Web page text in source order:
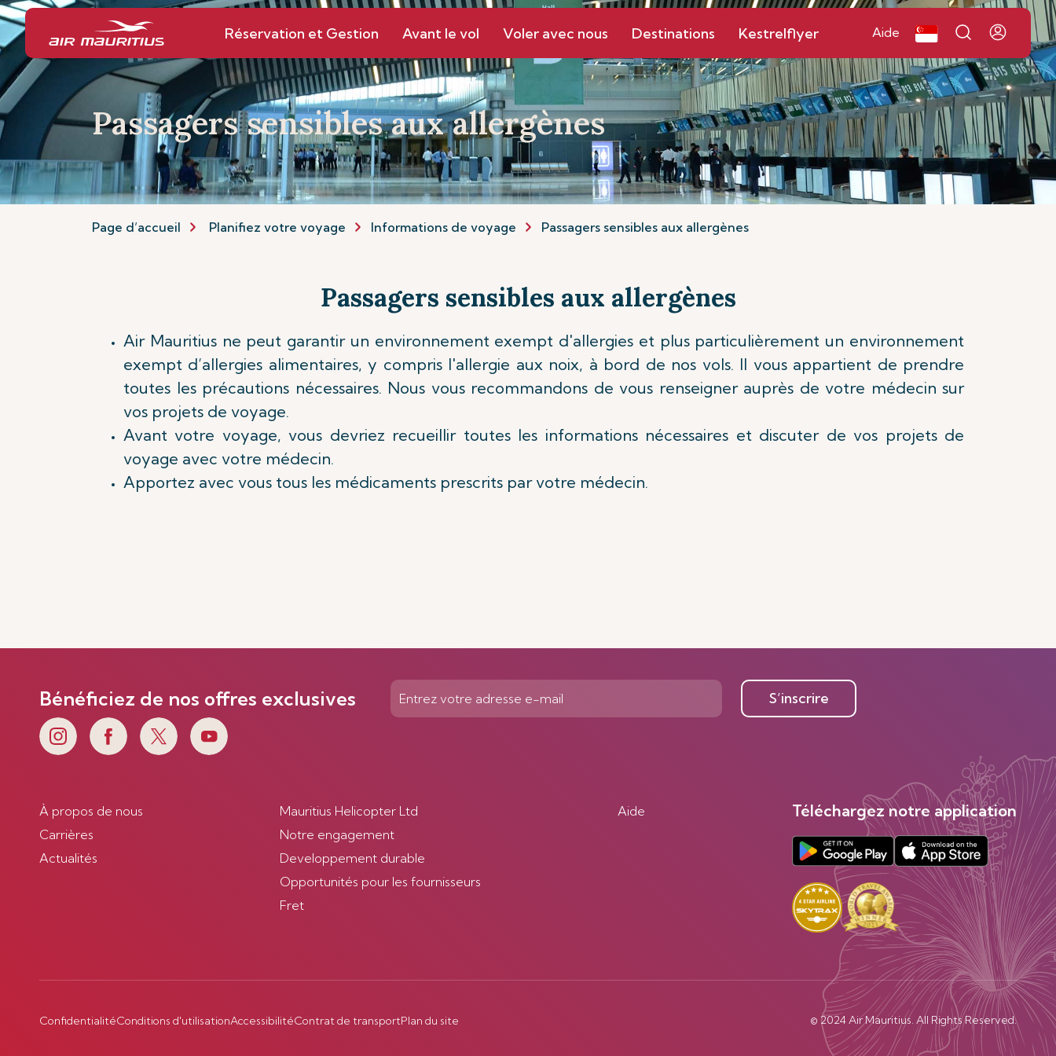
Réservation et Gestion Avant le vol Voler avec nous Destinations Kestrelflyer Aide
Passagers sensibles aux allergènes
Page d’accueil Planifiez votre voyage Informations de voyage Passagers sensibles aux allergènes
Passagers sensibles aux allergènes
Air Mauritius ne peut garantir un environnement exempt d'allergies et plus particulièrement un environnement
exempt d’allergies alimentaires, y compris l'allergie aux noix, à bord de nos vols. Il vous appartient de prendre
toutes les précautions nécessaires. Nous vous recommandons de vous renseigner auprès de votre médecin sur
vos projets de voyage.
Avant votre voyage, vous devriez recueillir toutes les informations nécessaires et discuter de vos projets de
voyage avec votre médecin.
Apportez avec vous tous les médicaments prescrits par votre médecin.
Bénéficiez de nos offres exclusives S’inscrire
À propos de nous
Carrières
Actualités
Mauritius Helicopter Ltd
Notre engagement
Developpement durable
Opportunités pour les fournisseurs
Fret
Aide Téléchargez notre application
ConfidentialitéConditions d'utilisationAccessibilitéContrat de transportPlan du site © 2024 Air Mauritius. All Rights Reserved.